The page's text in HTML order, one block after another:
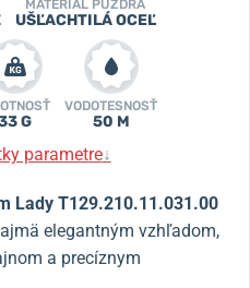
MATERIÁL PUZDRA
UŠĽACHTILÁ OCEĽ
G
VODOTESNOSŤ
50 M
parametre↓
Lady T129.210.11.031.00
elegantným vzhľadom,
a precíznym